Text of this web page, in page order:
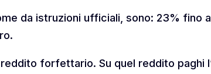
da istruzioni ufficiali, sono: 23% fino
forfettario. Su quel reddito paghi